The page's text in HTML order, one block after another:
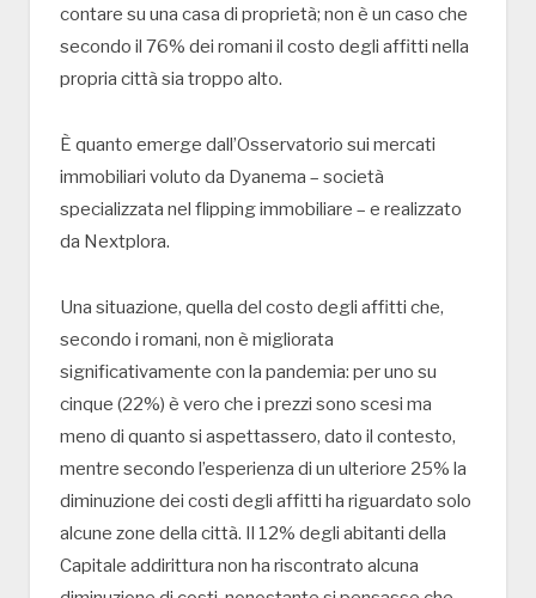
contare su una casa di proprietà; non è un caso che
secondo il 76% dei romani il costo degli affitti nella
propria città sia troppo alto.
È quanto emerge dall’Osservatorio sui mercati
immobiliari voluto da Dyanema – società
specializzata nel flipping immobiliare – e realizzato
da Nextplora.
Una situazione, quella del costo degli affitti che,
secondo i romani, non è migliorata
significativamente con la pandemia: per uno su
cinque (22%) è vero che i prezzi sono scesi ma
meno di quanto si aspettassero, dato il contesto,
mentre secondo l’esperienza di un ulteriore 25% la
diminuzione dei costi degli affitti ha riguardato solo
alcune zone della città. Il 12% degli abitanti della
Capitale addirittura non ha riscontrato alcuna